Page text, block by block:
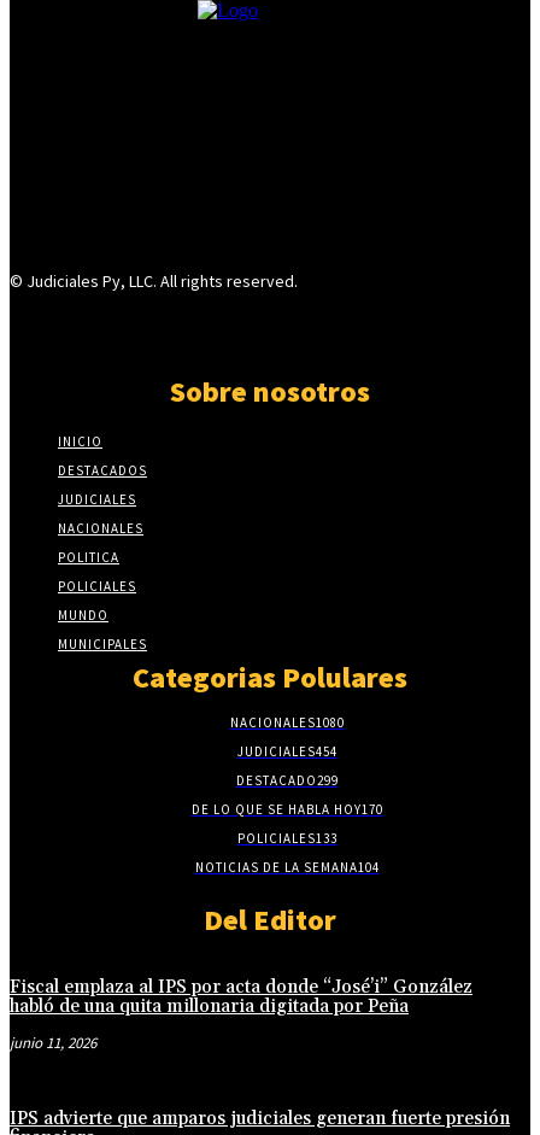
© Judiciales Py, LLC. All rights reserved.
Sobre nosotros
INICIO
DESTACADOS
JUDICIALES
NACIONALES
POLITICA
POLICIALES
MUNDO
MUNICIPALES
Categorias Polulares
NACIONALES1080
JUDICIALES454
DESTACADO299
DE LO QUE SE HABLA HOY170
POLICIALES133
NOTICIAS DE LA SEMANA104
Del Editor
Fiscal emplaza al IPS por acta donde “José’i” González
habló de una quita millonaria digitada por Peña
junio 11, 2026
IPS advierte que amparos judiciales generan fuerte presión